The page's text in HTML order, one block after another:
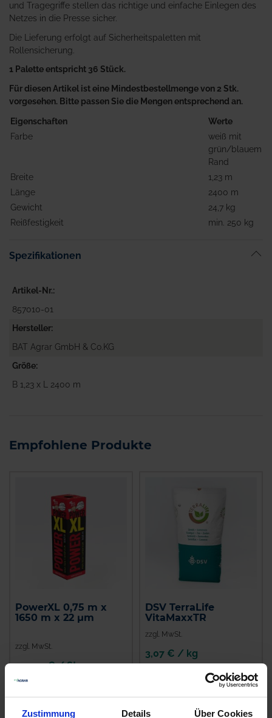
Zustimmung Details Über Cookies
und Tragegriffe stellen das richtige und einfache Einlegen des
Netzes in die Presse sicher.
Die Lieferung erfolgt auf Sicherheitspaletten mit
Rollensicherung.
1 Palette entspricht 36 Stück.
Für diesen Artikel ist eine Mindestbestellmenge von 2 Stk.
vorgesehen. Bitte passen Sie die Mengen entsprechend an.
Eigenschaften
Werte
Farbe
weiß mit
grün/blauem
Rand
Breite
1,23 m
Länge
2400 m
Gewicht
24,7 kg
Reißfestigkeit
min. 250 kg
Spezifikationen
Artikel-Nr.
857010-01
Hersteller
BAT Agrar GmbH & Co.KG
Größe
B 1,23 x L 2400 m
Empfohlene Produkte
PowerXL 0,75 m x
1650 m x 22 µm
zzgl. MwSt.
110,30 € / St
DSV TerraLife
VitaMaxxTR
zzgl. MwSt.
3,07 € / kg
IN DEN
WARENKORB